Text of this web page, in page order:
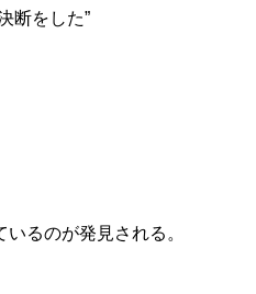
断をした”
るのが発見される。